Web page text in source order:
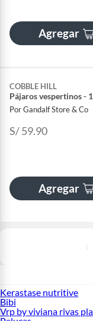
Agregar
COBBLE HILL
Pájaros vespertinos -
Por Gandalf Store & Co
S/ 59.90
Agregar
Kerastase nutritive
Bibi
Vrp by viviana rivas